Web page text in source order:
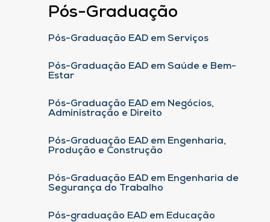
Pós-Graduação
Pós-Graduação EAD em Serviços
Pós-Graduação EAD em Saúde e Bem-
Estar
Pós-Graduação EAD em Negócios,
Administração e Direito
Pós-Graduação EAD em Engenharia,
Produção e Construção
Pós-Graduação EAD em Engenharia de
Segurança do Trabalho
Pós-graduação EAD em Educação